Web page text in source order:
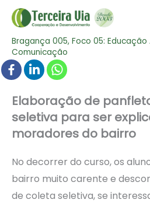
Bragança 005, Foco 05:
Comunicação
Elaboração de
seletiva para ser
moradores do bairro
No decorrer do curso, os
bairro muito carente e
de coleta seletiva, se